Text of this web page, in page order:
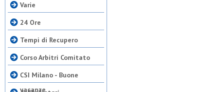
Varie
24 Ore
Tempi di Recupero
Corso Arbitri Comitato
CSI Milano - Buone
vacanze